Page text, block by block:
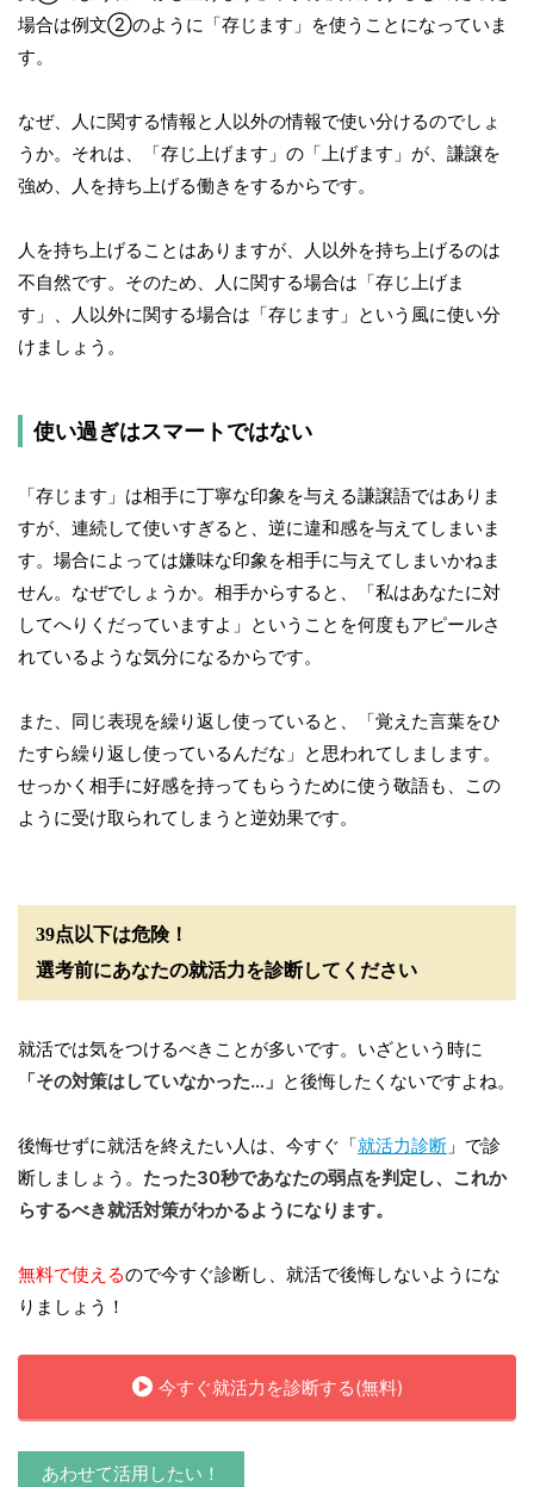
場合は例文②のように「存じます」を使うことになっていま
す。
なぜ、人に関する情報と人以外の情報で使い分けるのでしょ
うか。それは、「存じ上げます」の「上げます」が、謙譲を
強め、人を持ち上げる働きをするからです。
人を持ち上げることはありますが、人以外を持ち上げるのは
不自然です。そのため、人に関する場合は「存じ上げま
す」、人以外に関する場合は「存じます」という風に使い分
けましょう。
使い過ぎはスマートではない
「存じます」は相手に丁寧な印象を与える謙譲語ではありま
すが、連続して使いすぎると、逆に違和感を与えてしまいま
す。場合によっては嫌味な印象を相手に与えてしまいかねま
せん。なぜでしょうか。相手からすると、「私はあなたに対
してへりくだっていますよ」ということを何度もアピールさ
れているような気分になるからです。
また、同じ表現を繰り返し使っていると、「覚えた言葉をひ
たすら繰り返し使っているんだな」と思われてしまします。
せっかく相手に好感を持ってもらうために使う敬語も、この
ように受け取られてしまうと逆効果です。
39点以下は危険！
選考前にあなたの就活力を診断してください
就活では気をつけるべきことが多いです。いざという時に
「その対策はしていなかった…」 と後悔したくないですよね。
後悔せずに就活を終えたい人は、今すぐ「就活力診断 」で診
断しましょう。 たった30秒であなたの弱点を判定し、これか
らするべき就活対策がわかるようになります。
無料で使えるので今すぐ診断し、就活で後悔しないようにな
りましょう！
今すぐ就活力を診断する(無料)
あわせて活用したい！